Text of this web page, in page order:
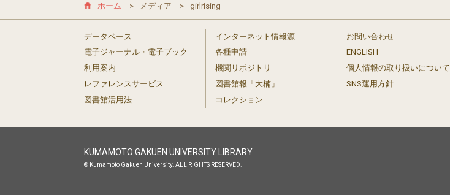
ホーム メディア girlrising
データベース
電子ジャーナル・電子ブック
利用案内
レファレンスサービス
図書館活用法
インターネット情報源
各種申請
機関リポジトリ
図書館報「大楠」
コレクション
お問い合わせ
ENGLISH
個人情報の取り扱いについて
SNS運用方針
KUMAMOTO GAKUEN UNIVERSITY LIBRARY
© Kumamoto Gakuen University. ALL RIGHTS RESERVED.